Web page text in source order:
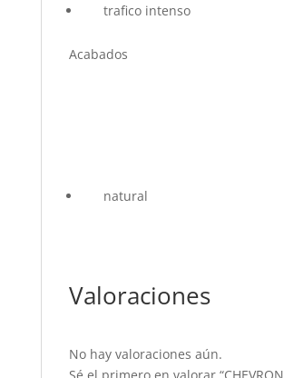
trafico intenso
Acabados
natural
Valoraciones
No hay valoraciones aún.